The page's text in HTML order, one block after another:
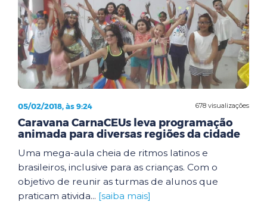
678 visualizações
05/02/2018, às 9:24
Caravana CarnaCEUs leva programação
animada para diversas regiões da cidade
Uma mega-aula cheia de ritmos latinos e
brasileiros, inclusive para as crianças. Com o
objetivo de reunir as turmas de alunos que
praticam ativida... [saiba mais]